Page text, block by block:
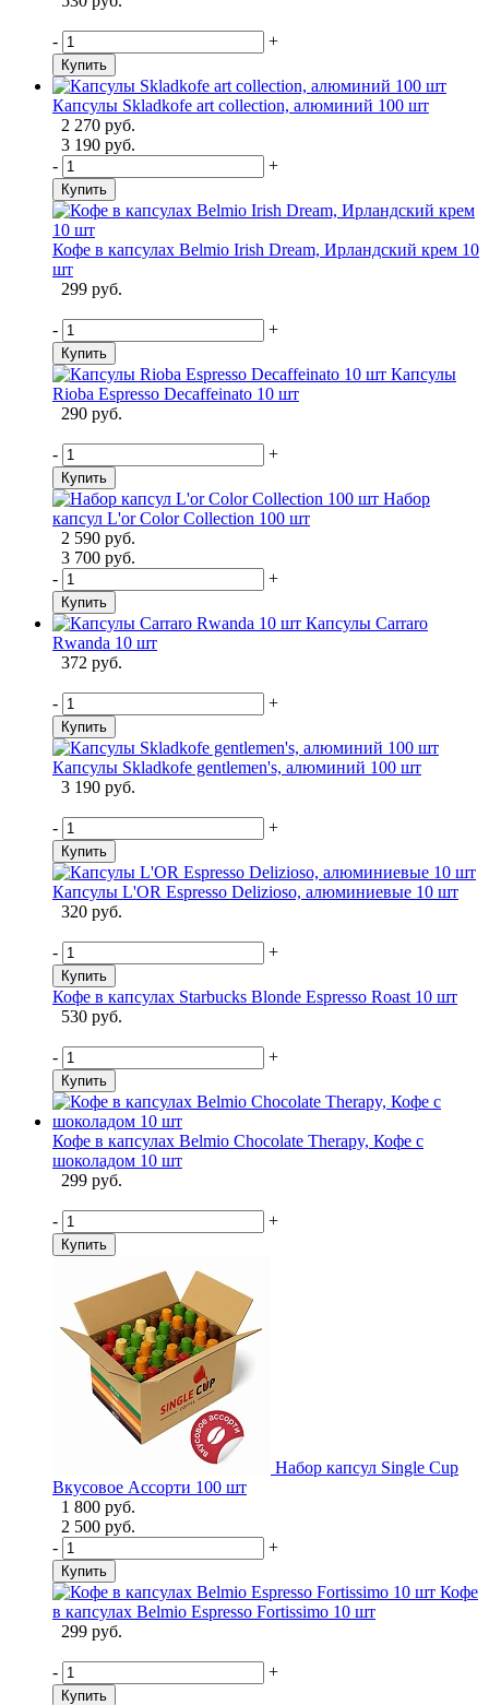
- +
Купить
Капсулы Skladkofe art collection, алюминий 100 шт
2 270 руб.
3 190 руб.
-
+
Купить
Кофе в капсулах Belmio Irish Dream, Ирландский крем 10
шт
299 руб.
- +
Купить
Капсулы
Rioba Espresso Decaffeinato 10 шт
290 руб.
- +
Купить
Набор
капсул L'or Color Collection 100 шт
2 590 руб.
3 700 руб.
-
+
Купить
Капсулы Carraro
Rwanda 10 шт
372 руб.
- +
Купить
Капсулы Skladkofe gentlemen's, алюминий 100 шт
3 190 руб.
- +
Купить
Капсулы L'OR Espresso Delizioso, алюминиевые 10 шт
320 руб.
- +
Купить
Кофе в капсулах Starbucks Blonde Espresso Roast 10 шт
530 руб.
- +
Купить
Кофе в капсулах Belmio Chocolate Therapy, Кофе с
шоколадом 10 шт
299 руб.
- +
Купить
Набор капсул Single Cup
Вкусовое Ассорти 100 шт
1 800 руб.
2 500 руб.
-
+
Купить
Кофе
в капсулах Belmio Espresso Fortissimo 10 шт
299 руб.
- +
Купить